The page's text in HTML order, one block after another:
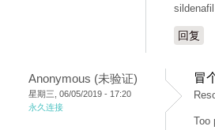
回复
Anonymous (未验证)
星期三, 06/05/2019 - 17:20
永久连接
冒
Too